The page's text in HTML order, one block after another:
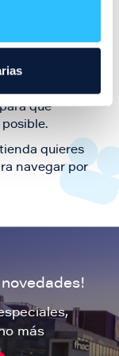
durante
de
de contacto y
que
quieres
navegar por
más